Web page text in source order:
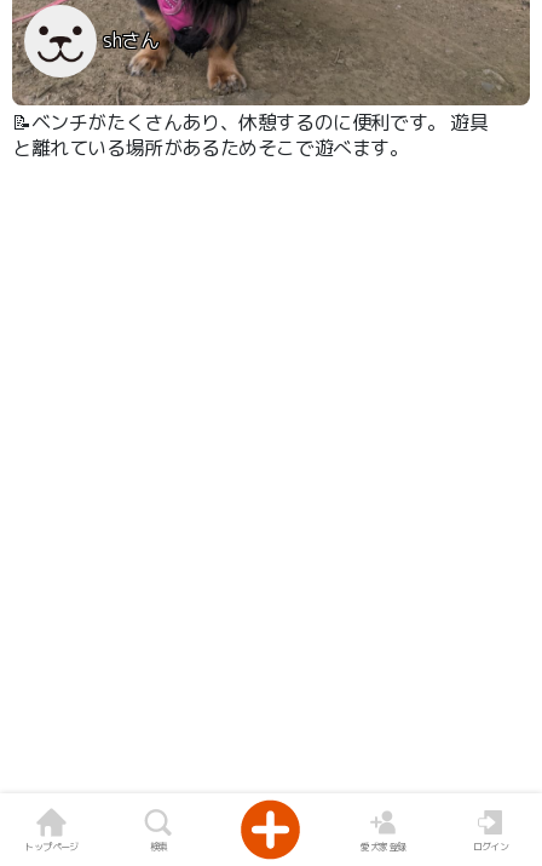
shさん
📝ベンチがたくさんあり、休憩するのに便利です。 遊具
と離れている場所があるためそこで遊べます。
トップページ 検索 愛犬家登録 ログイン